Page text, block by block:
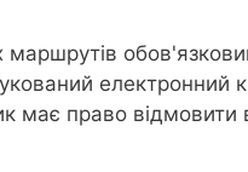
електронний
має право відмовити